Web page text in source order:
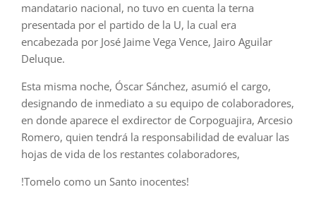
mandatario nacional, no tuvo en cuenta la terna
presentada por el partido de la U, la cual era
encabezada por José Jaime Vega Vence, Jairo Aguilar
Deluque.
Esta misma noche, Óscar Sánchez, asumió el cargo,
designando de inmediato a su equipo de colaboradores,
en donde aparece el exdirector de Corpoguajira, Arcesio
Romero, quien tendrá la responsabilidad de evaluar las
hojas de vida de los restantes colaboradores,
!Tomelo como un Santo inocentes!